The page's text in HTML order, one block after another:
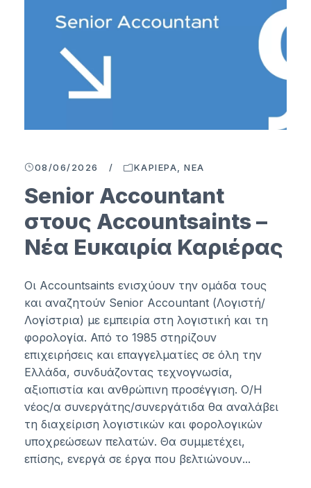
08/06/2026 / ΚΑΡΙΈΡΑ ΝΈΑ
Senior Accountant
στους Accountsaints –
Νέα Ευκαιρία Καριέρας
Οι Accountsaints ενισχύουν την ομάδα τους
και αναζητούν Senior Accountant (Λογιστή/
Λογίστρια) με εμπειρία στη λογιστική και τη
φορολογία. Από το 1985 στηρίζουν
επιχειρήσεις και επαγγελματίες σε όλη την
Ελλάδα, συνδυάζοντας τεχνογνωσία,
αξιοπιστία και ανθρώπινη προσέγγιση. Ο/Η
νέος/α συνεργάτης/συνεργάτιδα θα αναλάβει
τη διαχείριση λογιστικών και φορολογικών
υποχρεώσεων πελατών. Θα συμμετέχει,
επίσης, ενεργά σε έργα που βελτιώνουν...